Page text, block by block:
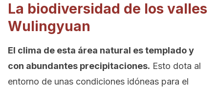
La biodiversidad de los valles
Wulingyuan
El clima de esta área natural es templado y
con abundantes precipitaciones. Esto dota al
entorno de unas condiciones idóneas para el